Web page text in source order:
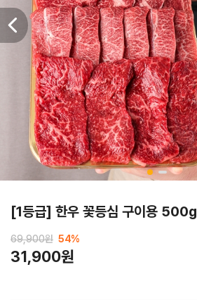
[1등급] 한우 꽃등심 구이용 500g
69,900원 54%
31,900원